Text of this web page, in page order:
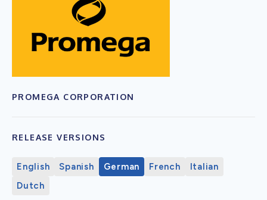
PROMEGA CORPORATION
RELEASE VERSIONS
English Spanish German French
Italian
Dutch